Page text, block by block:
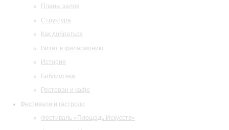
Планы залов
Структура
Как добраться
Визит в филармонию
История
Библиотека
Ресторан и кафе
Фестивали и гастроли
Фестиваль «Площадь Искусств»